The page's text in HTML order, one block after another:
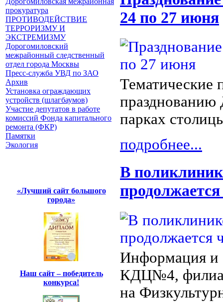
прокуратура
ПРОТИВОДЕЙСТВИЕ
ТЕРРОРИЗМУ И
ЭКСТРЕМИЗМУ
Дорогомиловский
межрайонный следственный
отдел города Москвы
Пресс-служба УВД по ЗАО
Архив
Установка ограждающих
устройств (шлагбаумов)
Участие депутатов в работе
комиссий Фонда капитального
ремонта (ФКР)
Памятки
Экология
«Лучший сайт большого
города»
Наш сайт – победитель
конкурса!
24 по 27 июня
Тематические
празднованию
парках
подробнее...
В
Информация и
КДЦ№4,
на